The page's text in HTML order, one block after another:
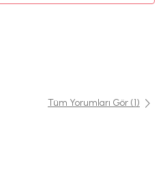
Tüm Yorumları Gör (1)